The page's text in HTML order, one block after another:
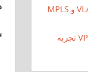
VPN و ابزارهایی چون VLAN و MPLS
دسترسی به Hulu را با VPN تجربه